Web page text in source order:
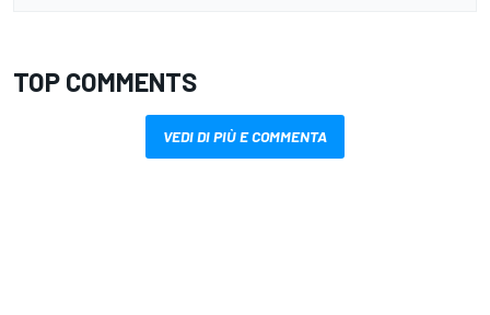
TOP COMMENTS
VEDI DI PIÙ E COMMENTA